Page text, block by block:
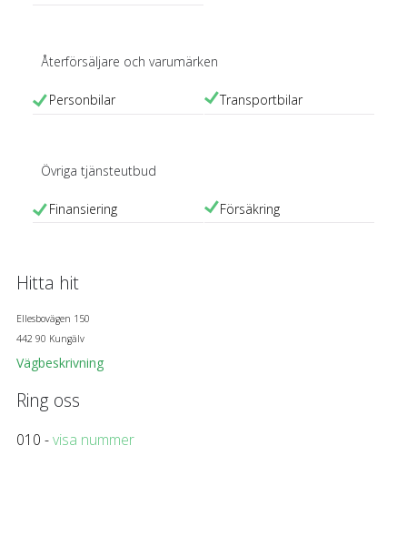
Återförsäljare och varumärken
Personbilar Transportbilar
Övriga tjänsteutbud
Finansiering Försäkring
Hitta hit
Ellesbovägen 150
442 90 Kungälv
Vägbeskrivning
Ring oss
010 -visa nummer